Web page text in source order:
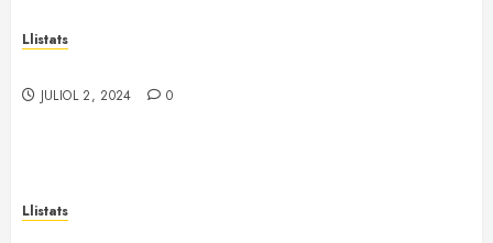
Llistats
JULIOL 2, 2024 0
Llistats